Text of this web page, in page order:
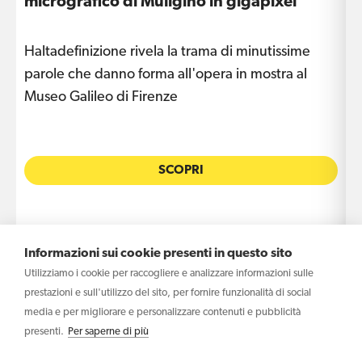
Informazioni sui cookie presenti in questo sito
Utilizziamo i cookie per raccogliere e analizzare informazioni sulle
prestazioni e sull'utilizzo del sito, per fornire funzionalità di social
media e per migliorare e personalizzare contenuti e pubblicità
presenti.
Per saperne di più
Haltadefinizione rivela la trama di minutissime
parole che danno forma all'opera in mostra al
Museo Galileo di Firenze
SCOPRI